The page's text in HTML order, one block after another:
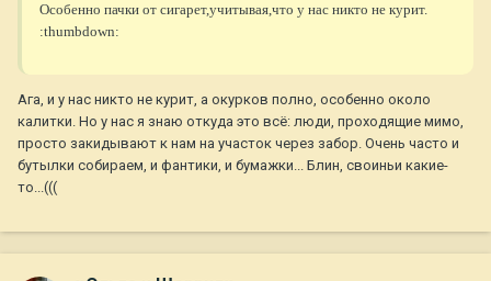
Особенно пачки от сигарет,учитывая,что у нас никто не курит.
:thumbdown:
Ага, и у нас никто не курит, а окурков полно, особенно около
калитки. Но у нас я знаю откуда это всё: люди, проходящие мимо,
просто закидывают к нам на участок через забор. Очень часто и
бутылки собираем, и фантики, и бумажки... Блин, своиньи какие-
то...(((